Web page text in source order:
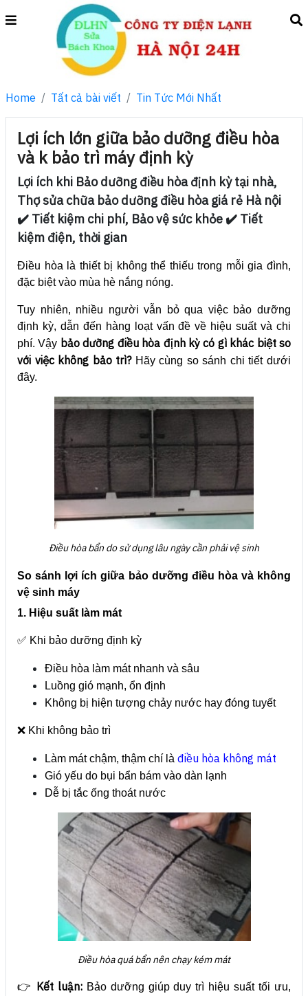
Home Tất cả bài viết Tin Tức Mới Nhất
Lợi ích lớn giữa bảo dưỡng điều hòa
và k bảo trì máy định kỳ
Lợi ích khi Bảo dưỡng điều hòa định kỳ tại nhà,
Thợ sửa chữa bảo dưỡng điều hòa giá rẻ Hà nội
✔️ Tiết kiệm chi phí, Bảo vệ sức khỏe ✔️ Tiết
kiệm điện, thời gian
Điều hòa là thiết bị không thể thiếu trong mỗi gia đình,
đặc biệt vào mùa hè nắng nóng.
Tuy nhiên, nhiều người vẫn bỏ qua việc bảo dưỡng
định kỳ, dẫn đến hàng loạt vấn đề về hiệu suất và chi
phí. Vậy bảo dưỡng điều hòa định kỳ có gì khác biệt so
với việc không bảo trì?Hãy cùng so sánh chi tiết dưới
đây.
Điều hòa bẩn do sử dụng lâu ngày cần phải vệ sinh
So sánh lợi ích giữa bảo dưỡng điều hòa và không
vệ sinh máy
1. Hiệu suất làm mát
✅ Khi bảo dưỡng định kỳ
Điều hòa làm mát nhanh và sâu
Luồng gió mạnh, ổn định
Không bị hiện tượng chảy nước hay đóng tuyết
❌ Khi không bảo trì
Làm mát chậm, thậm chí là điều hòa không mát
Gió yếu do bụi bẩn bám vào dàn lạnh
Dễ bị tắc ống thoát nước
Điều hòa quá bẩn nên chạy kém mát
👉 Kết luận:Bảo dưỡng giúp duy trì hiệu suất tối ưu,